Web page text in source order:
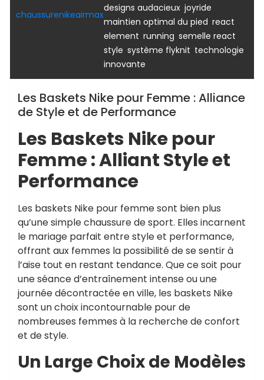
chaussurenikeairmax
designs audacieux joyride
maintien optimal du pied react
element running semelle react
style système flyknit technologie
innovante
Les Baskets Nike pour Femme : Alliance
de Style et de Performance
Les Baskets Nike pour
Femme : Alliant Style et
Performance
Les baskets Nike pour femme sont bien plus
qu’une simple chaussure de sport. Elles incarnent
le mariage parfait entre style et performance,
offrant aux femmes la possibilité de se sentir à
l’aise tout en restant tendance. Que ce soit pour
une séance d’entraînement intense ou une
journée décontractée en ville, les baskets Nike
sont un choix incontournable pour de
nombreuses femmes à la recherche de confort
et de style.
Un Large Choix de Modèles